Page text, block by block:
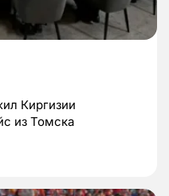
Киргизии
из Томска